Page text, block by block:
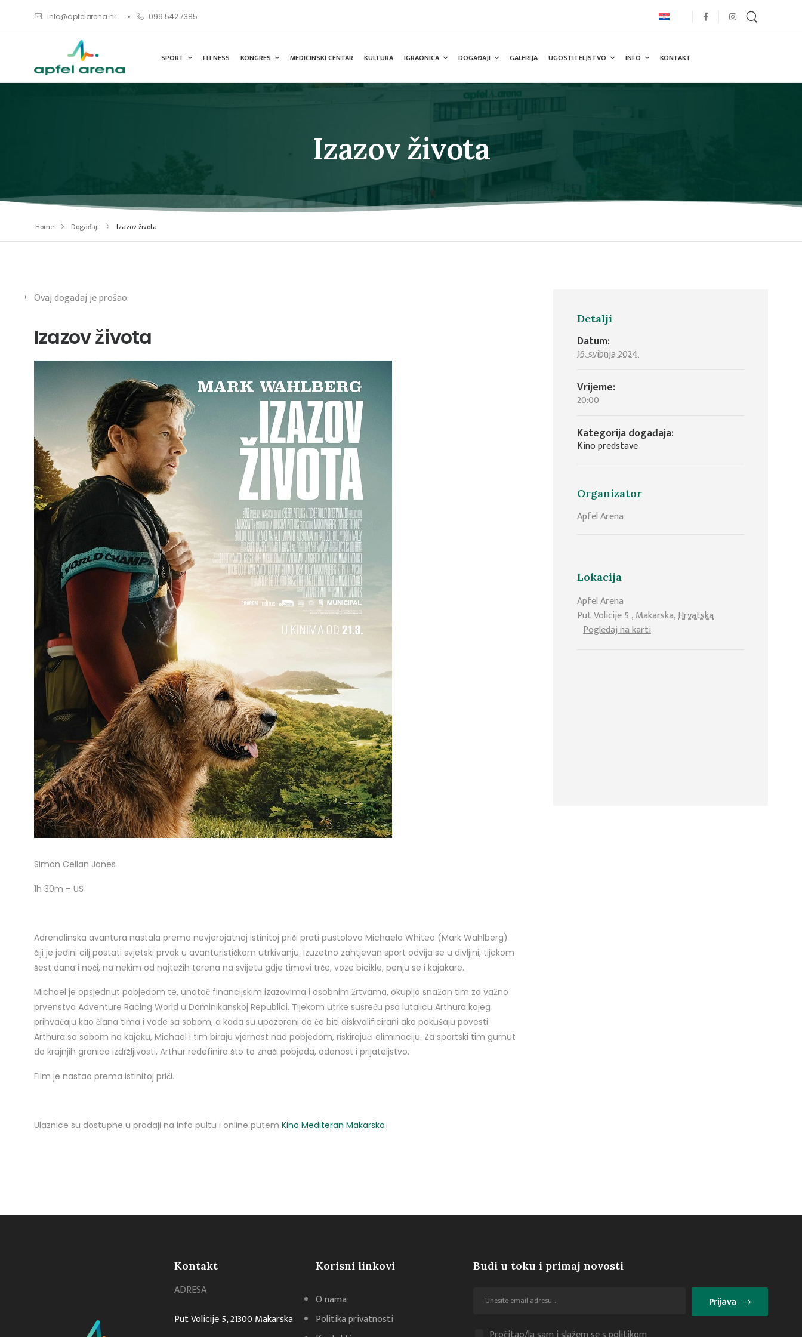
info@apfelarena.hr 099 542 7385
SPORT FITNESS KONGRES MEDICINSKI CENTAR KULTURA IGRAONICA DOGAĐAJI GALERIJA UGOSTITELJSTVO INFO KONTAKT
Izazov života
Home Događaji Izazov života
Detalji
Datum:
16. svibnja 2024.
Vrijeme:
20:00
Kategorija događaja:
Kino predstave
Organizator
Apfel Arena
Lokacija
Apfel Arena
Put Volicije 5 ,Makarska,Hrvatska
Pogledaj na karti
Ovaj događaj je prošao.
Izazov života
Simon Cellan Jones
1h 30m – US
Adrenalinska avantura nastala prema nevjerojatnoj istinitoj priči prati pustolova Michaela Whitea (Mark Wahlberg)
čiji je jedini cilj postati svjetski prvak u avanturističkom utrkivanju. Izuzetno zahtjevan sport odvija se u divljini, tijekom
šest dana i noći, na nekim od najtežih terena na svijetu gdje timovi trče, voze bicikle, penju se i kajakare.
Michael je opsjednut pobjedom te, unatoč financijskim izazovima i osobnim žrtvama, okuplja snažan tim za važno
prvenstvo Adventure Racing World u Dominikanskoj Republici. Tijekom utrke susreću psa lutalicu Arthura kojeg
prihvaćaju kao člana tima i vode sa sobom, a kada su upozoreni da će biti diskvalificirani ako pokušaju povesti
Arthura sa sobom na kajaku, Michael i tim biraju vjernost nad pobjedom, riskirajući eliminaciju. Za sportski tim gurnut
do krajnjih granica izdržljivosti, Arthur redefinira što to znači pobjeda, odanost i prijateljstvo.
Film je nastao prema istinitoj priči.
Ulaznice su dostupne u prodaji na info pultu i online putem Kino Mediteran Makarska
Kontakt
ADRESA
Put Volicije 5, 21300 Makarska
Korisni linkovi
O nama
Politika privatnosti
Budi u toku i primaj novosti
Prijava